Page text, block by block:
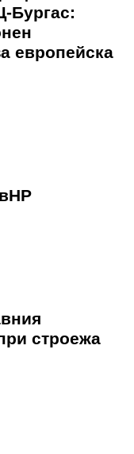
Бургас:
европейска
строежа